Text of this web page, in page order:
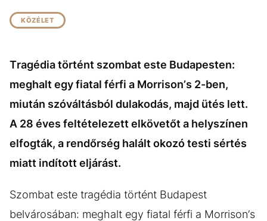
BESZÉLGETÉSEK
GASZTRO
KÖZÉLET
Tragédia történt szombat este Budapesten:
meghalt egy fiatal férfi a Morrison’s 2-ben,
miután szóváltásból dulakodás, majd ütés lett.
A 28 éves feltételezett elkövetőt a helyszínen
elfogták, a rendőrség halált okozó testi sértés
miatt indított eljárást.
Szombat este tragédia történt Budapest
belvárosában: meghalt egy fiatal férfi a Morrison’s